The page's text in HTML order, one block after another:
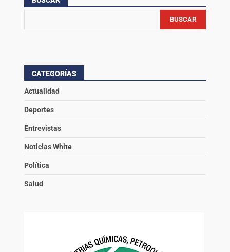
BUSCAR
CATEGORÍAS
Actualidad
Deportes
Entrevistas
Noticias White
Política
Salud